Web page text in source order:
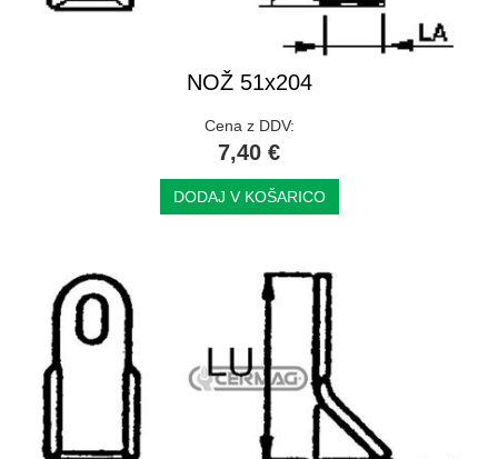
NOŽ 51x204
Cena z DDV:
7,40 €
DODAJ V KOŠARICO